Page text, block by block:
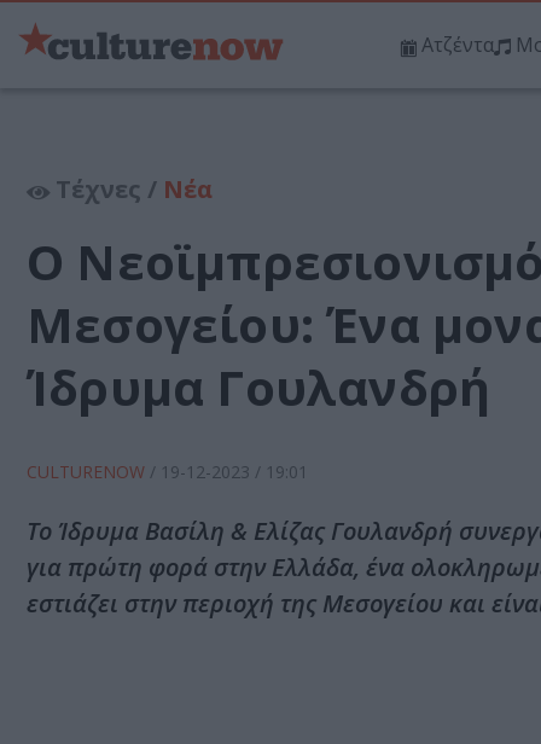
Ατζέντα
Τέχνες / Νέα
Ο
Μεσογείου: Ένα
Ίδρυμα Γουλανδρή
CULTURENOW / 19-12-2023 / 19:01
Το Ίδρυμα Βασίλη & Ελίζας Γουλανδρή
για πρώτη φορά στην Ελλάδα, ένα
εστιάζει στην περιοχή της Μεσογείου και